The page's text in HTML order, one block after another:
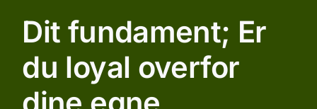
Dit fundament; Er
du loyal overfor